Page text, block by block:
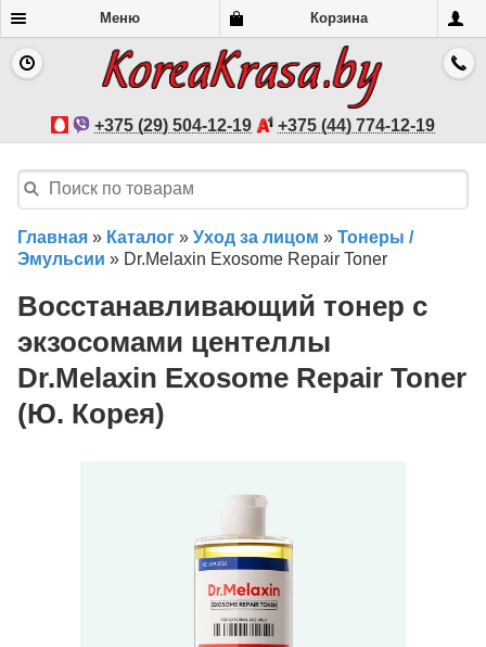
Меню Корзина
+375 (29) 504-12-19 +375 (44) 774-12-19
Главная » Каталог » Уход за лицом » Тонеры /
Эмульсии » Dr.Melaxin Exosome Repair Toner
Восстанавливающий тонер с
экзосомами центеллы
Dr.Melaxin Exosome Repair Toner
(Ю. Корея)